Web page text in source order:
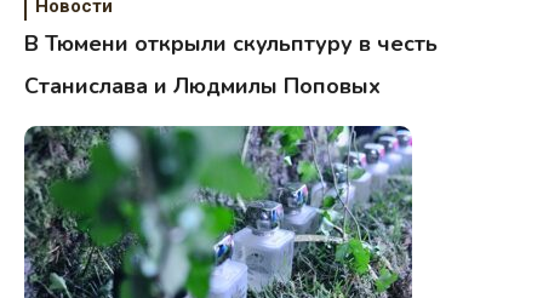
Новости
В Тюмени открыли скульптуру в честь
Станислава и Людмилы Поповых